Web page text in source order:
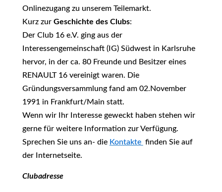
Onlinezugang zu unserem Teilemarkt.
Kurz zur Geschichte des Clubs:
Der Club 16 e.V. ging aus der
Interessengemeinschaft (IG) Südwest in Karlsruhe
hervor, in der ca. 80 Freunde und Besitzer eines
RENAULT 16 vereinigt waren. Die
Gründungsversammlung fand am 02.November
1991 in Frankfurt/Main statt.
Wenn wir Ihr Interesse geweckt haben stehen wir
gerne für weitere Information zur Verfügung.
Sprechen Sie uns an- die Kontakte finden Sie auf
der Internetseite.
Clubadresse